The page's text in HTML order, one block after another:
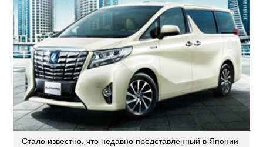
Стало известно, что недавно представленный в Японии